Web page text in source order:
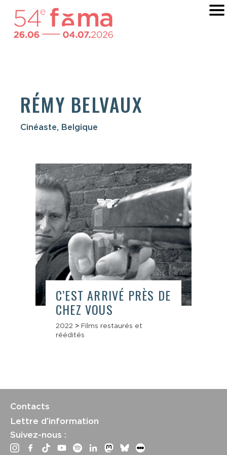
RÉMY BELVAUX
Cinéaste, Belgique
C’EST ARRIVÉ PRÈS DE
CHEZ VOUS
2022 > Films restaurés et
réédités
Contacts
Lettre d’information
Suivez-nous :